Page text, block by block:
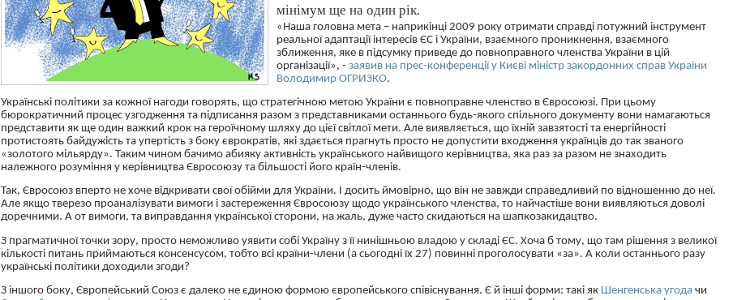
мінімум ще на один рік.
«Наша головна мета – наприкінці 2009 року отримати справді потужний інструмент
реальної адаптації інтересів ЄС і України, взаємного проникнення, взаємного
зближення, яке в підсумку приведе до повноправного членства України в цій
організації», -заявив на прес-конференції у Києві міністр закордонних справ України
ВолодимирОГРИЗКО.
Українські політики за кожної нагоди говорять, що стратегічною метою України є повноправне членство в Євросоюзі. При цьому
бюрократичний процес узгодження та підписання разом з представниками останнього будь-якого спільного документу вони намагаються
представити як ще один важкий крок на героїчному шляху до цієї світлої мети. Але виявляється, що їхній завзятості та енергійності
протистоять байдужість та упертість з бокуєврократів, які здається прагнуть просто не допустити входження українців до так званого
«золотого мільярду». Таким чином бачимо абияку активність українського найвищого керівництва, яка раз за разом не знаходить
належного розуміння у керівництва Євросоюзу та більшості його країн-членів.
Так, Євросоюз вперто не хоче відкривати свої обійми для України. І досить ймовірно, що він не завжди справедливий по відношенню до неї.
Але якщо тверезо проаналізувати вимоги і застереження Євросоюзу щодо українського членства, то найчастіше вони виявляються доволі
доречними. А от вимоги, та виправдання української сторони, на жаль, дуже часто скидаються на шапкозакидацтво.
З прагматичної точки зору, просто неможливо уявити собі Україну з її нинішньою владою у складі ЄС. Хоча б тому, що там рішення з великої
кількості питань приймаються консенсусом, тобто всі країни-члени (а сьогодні їх 27) повинні проголосувати «за». А коли останнього разу
українські політики доходили згоди?
З іншого боку, Європейський Союз є далеко не єдиною формою європейського співіснування. Є й інші форми: такі як Шенгенська угода чи